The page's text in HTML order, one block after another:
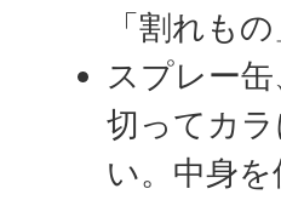
「割れも
スプレー
切ってカ
い。中身